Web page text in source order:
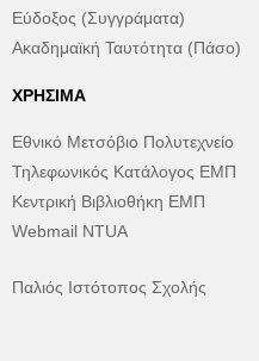
Εύδοξος (Συγγράματα)
Ακαδημαϊκή Ταυτότητα (Πάσο)
ΧΡΉΣΙΜΑ
Εθνικό Μετσόβιο Πολυτεχνείο
Τηλεφωνικός Κατάλογος ΕΜΠ
Κεντρική Βιβλιοθήκη ΕΜΠ
Webmail NTUA
Παλιός Ιστότοπος Σχολής